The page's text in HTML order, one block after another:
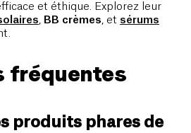
et éthique. Explorez leur
BB crèmes , et sérums
fréquentes
produits phares de